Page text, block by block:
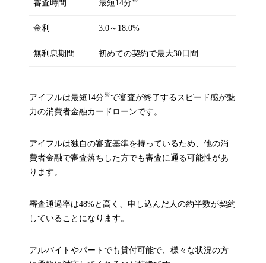
審査時間 最短14分
金利 3.0～18.0%
無利息期間 初めての契約で最大30日間
アイフルは最短14分※で審査が終了するスピード感が魅
力の消費者金融カードローンです。
アイフルは独自の審査基準を持っているため、他の消
費者金融で審査落ちした方でも審査に通る可能性があ
ります。
審査通過率は48%と高く、申し込んだ人の約半数が契約
していることになります。
アルバイトやパートでも貸付可能で、様々な状況の方